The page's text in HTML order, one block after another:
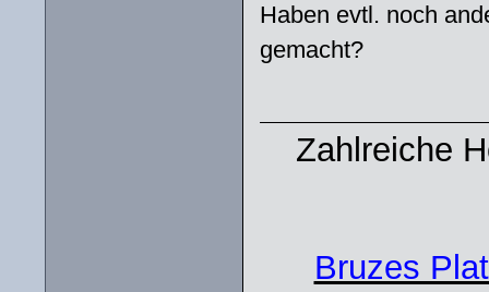
Haben evtl. noch
gemacht?
Zahlreiche
Bruzes